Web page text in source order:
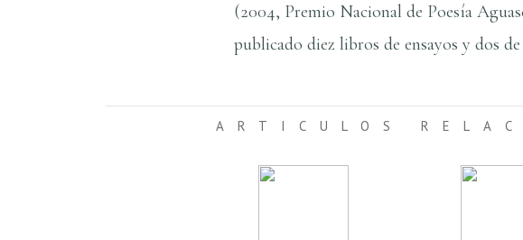
(2004, Premio Nacional de Poesí­a
publicado diez libros de ensayos y dos
ARTICULOS